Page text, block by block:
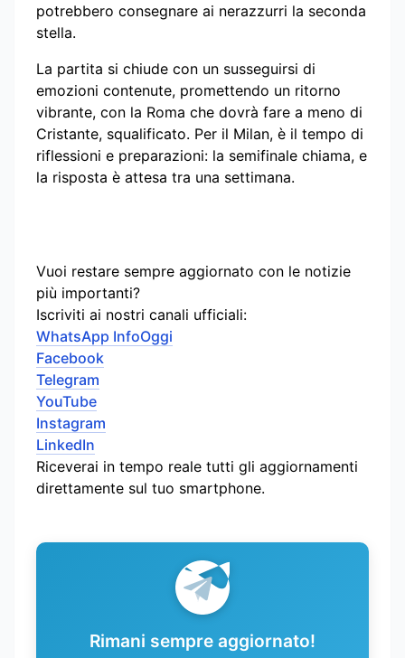
potrebbero consegnare ai nerazzurri la seconda
stella.
La partita si chiude con un susseguirsi di
emozioni contenute, promettendo un ritorno
vibrante, con la Roma che dovrà fare a meno di
Cristante, squalificato. Per il Milan, è il tempo di
riflessioni e preparazioni: la semifinale chiama, e
la risposta è attesa tra una settimana.
Vuoi restare sempre aggiornato con le notizie
più importanti?
Iscriviti ai nostri canali ufficiali:
WhatsApp InfoOggi
Facebook
Telegram
YouTube
Instagram
LinkedIn
Riceverai in tempo reale tutti gli aggiornamenti
direttamente sul tuo smartphone.
Rimani sempre aggiornato!